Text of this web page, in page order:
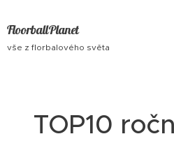
FloorballPlanet
vše z florbalového světa
TOP10